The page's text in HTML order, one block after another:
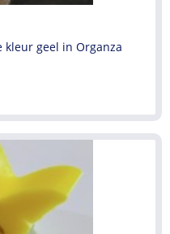
geel in Organza